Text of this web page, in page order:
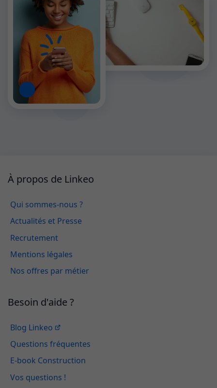
À propos de Linkeo
Qui sommes-nous ?
Actualités et Presse
Recrutement
Mentions légales
Nos offres par métier
Besoin d'aide ?
Blog Linkeo
Questions fréquentes
E-book Construction
Vos questions !